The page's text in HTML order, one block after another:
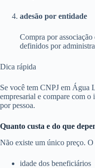
adesão por entidade
Compra por
definidos por
Dica rápida
Se você tem CNPJ em Água
empresarial e compare com
por pessoa.
Quanto custa e do que
Não existe um único preço.
idade dos beneficiários